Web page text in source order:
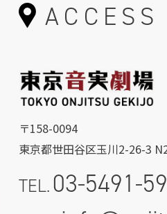
ACCESS
〒158-0094
東京都世田谷区玉川2-26-3
TEL.03-5491-